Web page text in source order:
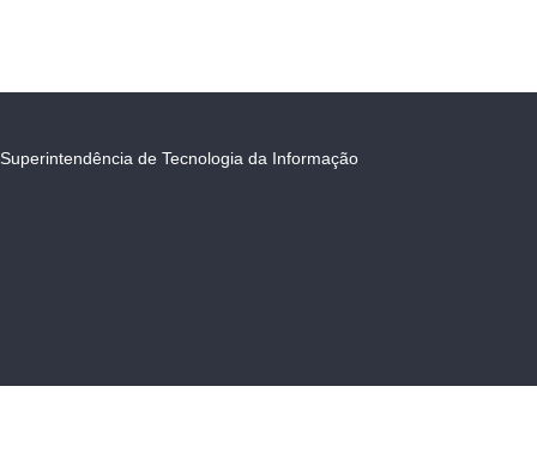
Superintendência de Tecnologia da Informação